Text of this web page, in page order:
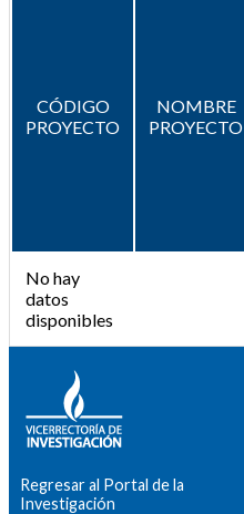
CÓDIGO
PROYECTO
NOMBRE
PROYECTO
No hay
datos
disponibles
Regresar al Portal de la
Investigación